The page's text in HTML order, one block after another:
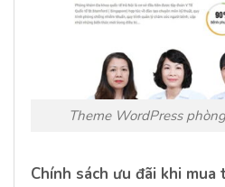
Theme WordPress
Chính sách ưu đãi khi